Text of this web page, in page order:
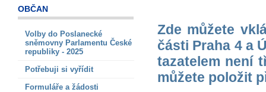
OBČAN
Volby do Poslanecké
sněmovny Parlamentu České
republiky - 2025
Potřebuji si vyřídit
Formuláře a žádosti
Zde můžete
části Praha 4 a
tazatelem není
můžete položit